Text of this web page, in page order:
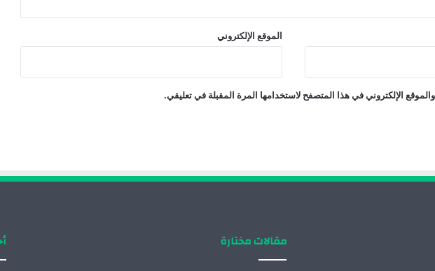
الموقع الإلكتروني
الإلكتروني في هذا المتصفح لاستخدامها المرة المقبلة في تعليقي.
مقالات مختارة